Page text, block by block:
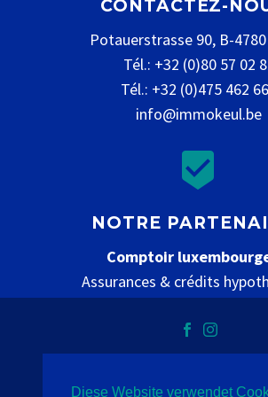
CONTACTEZ-
Potauerstrasse 90, B-
Tél.: +32 (0)80 57 02
Tél.: +32 (0)475 462
info@immokeul.be


NOTRE
Comptoir
Assurances & crédits
Diese Website verwendet